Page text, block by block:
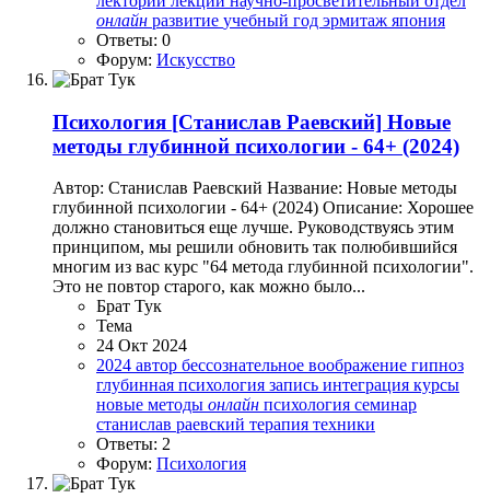
онлайн развитие учебный год эрмитаж япония
Ответы: 0
Форум: Искусство
Психология [Станислав Раевский] Новые
методы глубинной психологии - 64+ (2024)
Автор: Станислав Раевский Название: Новые методы
глубинной психологии - 64+ (2024) Описание: Хорошее
должно становиться еще лучше. Руководствуясь этим
принципом, мы решили обновить так полюбившийся
многим из вас курс "64 метода глубинной психологии".
Это не повтор старого, как можно было...
Брат Тук
Тема
24 Окт 2024
2024 автор бессознательное воображение гипноз
глубинная психология запись интеграция курсы
новые методы онлайн психология семинар
станислав раевский терапия техники
Ответы: 2
Форум: Психология